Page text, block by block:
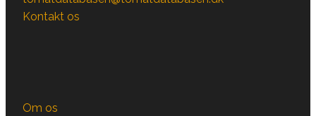
Kontakt os
Om os